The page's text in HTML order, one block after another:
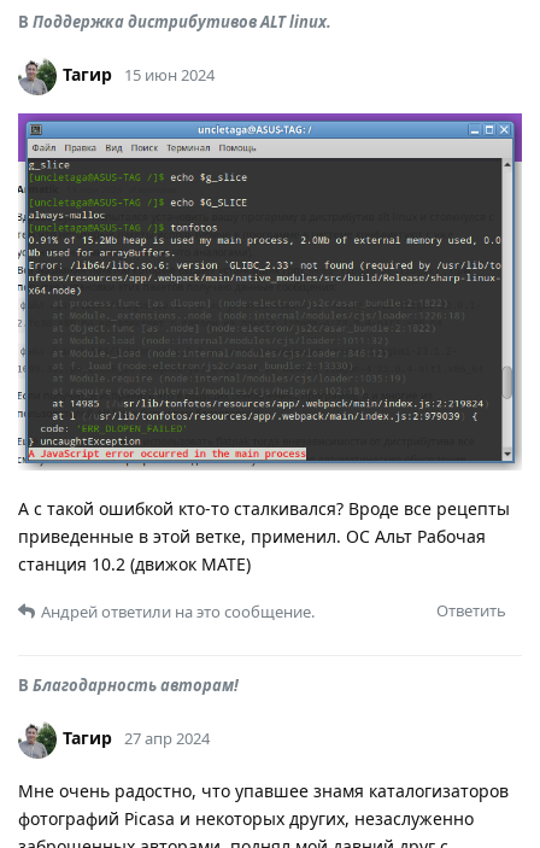
В Поддержка дистрибутивов ALT linux.
Тагир 15 июн 2024
А с такой ошибкой кто-то сталкивался? Вроде все рецепты
приведенные в этой ветке, применил. ОС Альт Рабочая
станция 10.2 (движок MATE)
Ответить
Андрейответили на это сообщение.
В Благодарность авторам!
Тагир 27 апр 2024
Мне очень радостно, что упавшее знамя каталогизаторов
фотографий Picasa и некоторых других, незаслуженно